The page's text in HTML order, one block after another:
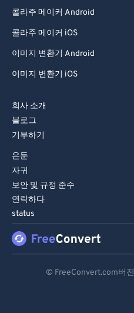
콜라주 메이커 Android
콜라주 메이커 iOS
이미지 변환기 Android
이미지 변환기 iOS
회사 소개
블로그
기부하기
은둔
자귀
보안 및 규정 준수
연락하다
status
© FreeConvert.com버